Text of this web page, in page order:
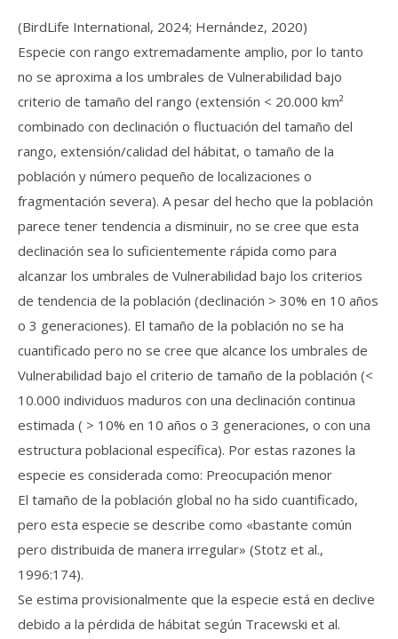
(BirdLife International, 2024; Hernández, 2020)
Especie con rango extremadamente amplio, por lo tanto
no se aproxima a los umbrales de Vulnerabilidad bajo
criterio de tamaño del rango (extensión < 20.000 km²
combinado con declinación o fluctuación del tamaño del
rango, extensión/calidad del hábitat, o tamaño de la
población y número pequeño de localizaciones o
fragmentación severa). A pesar del hecho que la población
parece tener tendencia a disminuir, no se cree que esta
declinación sea lo suficientemente rápida como para
alcanzar los umbrales de Vulnerabilidad bajo los criterios
de tendencia de la población (declinación > 30% en 10 años
o 3 generaciones). El tamaño de la población no se ha
cuantificado pero no se cree que alcance los umbrales de
Vulnerabilidad bajo el criterio de tamaño de la población (<
10.000 individuos maduros con una declinación continua
estimada ( > 10% en 10 años o 3 generaciones, o con una
estructura poblacional específica). Por estas razones la
especie es considerada como: Preocupación menor
El tamaño de la población global no ha sido cuantificado,
pero esta especie se describe como «bastante común
pero distribuida de manera irregular» (Stotz et al.,
1996:174).
Se estima provisionalmente que la especie está en declive
debido a la pérdida de hábitat según Tracewski et al.